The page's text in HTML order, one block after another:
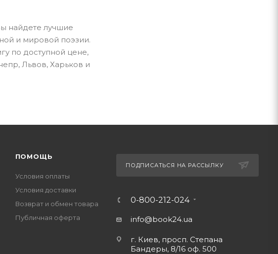
найдете лучшие
и мировой поэзии.
по доступной цене,
Львов, Харьков и
ПОМОЩЬ
Условия оплаты
Условия доставки
Возврат и обмен товара
Публичная оферта
ПОДПИСАТЬСЯ НА РАССЫЛКУ
0-800-212-024
info@book24.ua
г. Киев, просп. Степана
Бандеры, 8/16 оф. 500